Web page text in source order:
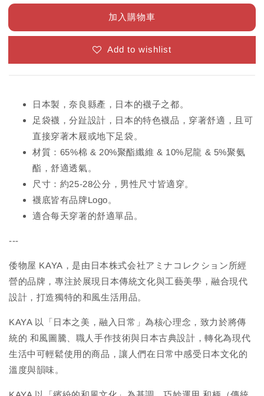
加入購物車
Add to wishlist
日本製，奈良縣產，日本的襪子之都。
足袋襪，分趾設計，日本的特色襪品，穿著舒適，且可
直接穿著木屐或地下足袋。
材質：65%棉 & 20%聚酯纖維 & 10%尼龍 & 5%聚氨
酯，舒適透氣。
尺寸：約25-28公分，男性尺寸皆適穿。
襪底皆有品牌Logo。
適合每天穿著的舒適單品。
---
倭物屋 KAYA，是由日本株式会社アミナコレクション所經
營的品牌，專注於展現日本傳統文化與工藝美學，融合現代
設計，打造獨特的和風生活用品。
KAYA 以「日本之美，融入日常」為核心理念，致力於將傳
統的 和風圖騰、職人手作技術與日本古典設計，轉化為現代
生活中可輕鬆使用的商品，讓人們在日常中感受日本文化的
溫度與韻味。